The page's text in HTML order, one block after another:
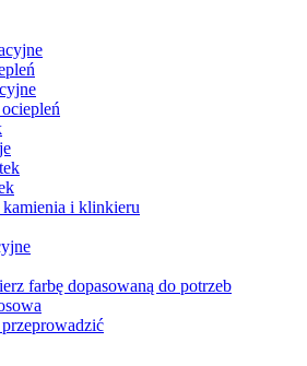
i klinkieru
farbę dopasowaną do potrzeb